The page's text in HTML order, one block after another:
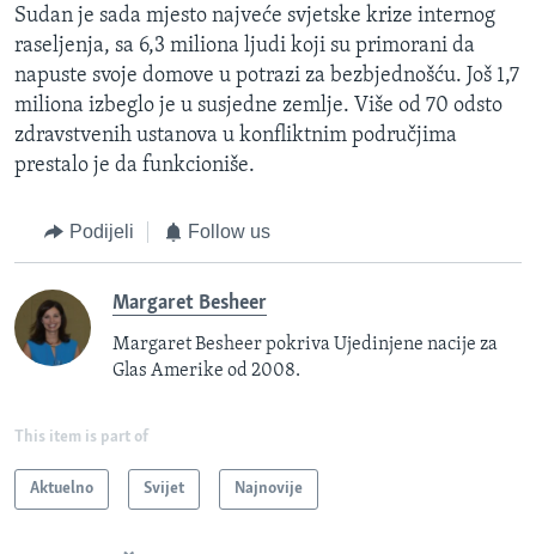
Sudan je sada mjesto najveće svjetske krize internog
raseljenja, sa 6,3 miliona ljudi koji su primorani da
napuste svoje domove u potrazi za bezbjednošću. Još 1,7
miliona izbeglo je u susjedne zemlje. Više od 70 odsto
zdravstvenih ustanova u konfliktnim područjima
prestalo je da funkcioniše.
Podijeli Follow us
Margaret Besheer
Margaret Besheer pokriva Ujedinjene nacije za
Glas Amerike od 2008.
This item is part of
Aktuelno Svijet Najnovije